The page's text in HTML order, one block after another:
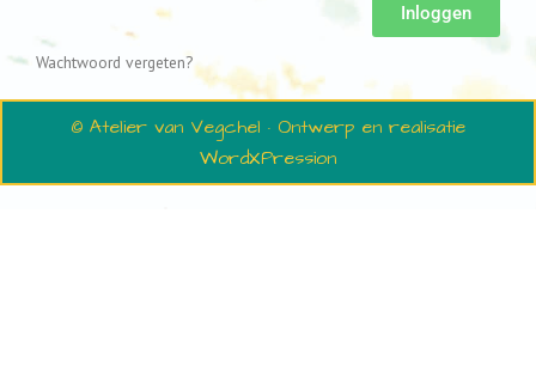
Inloggen
Wachtwoord vergeten?
© Atelier van Vegchel · Ontwerp en realisatie
WordXPression